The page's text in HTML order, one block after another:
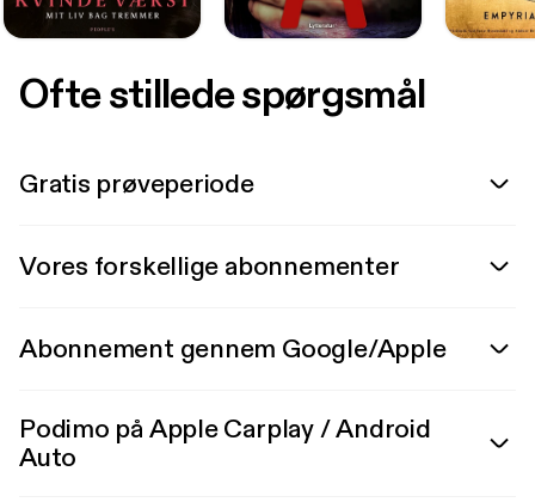
Ofte stillede spørgsmål
Gratis prøveperiode
Vores forskellige abonnementer
Abonnement gennem Google/Apple
Podimo på Apple Carplay / Android
Auto